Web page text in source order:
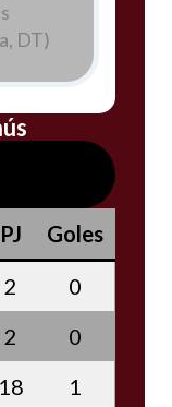
DT)
PJ
Goles
2
0
2
0
18
1